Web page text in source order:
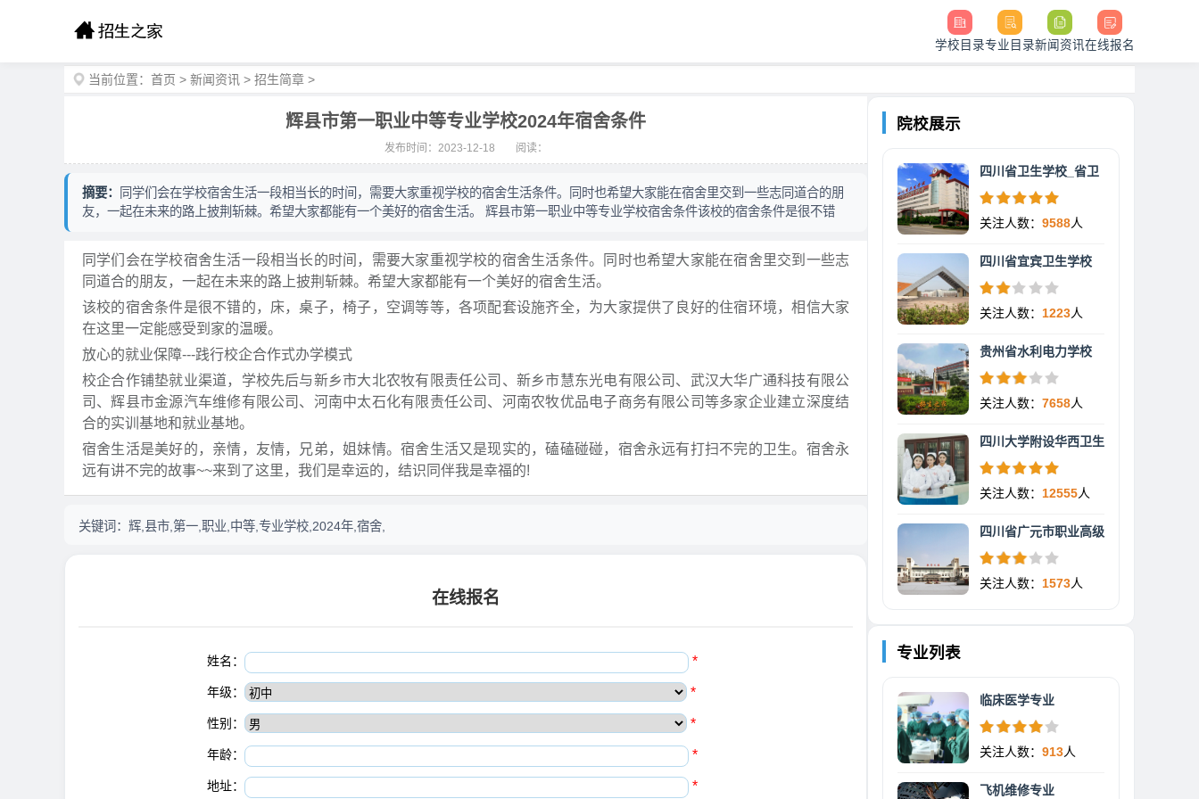
学校目录专业目录新闻资讯在线报名
当前位置： 首页 > 新闻资讯 > 招生简章 >
辉县市第一职业中等专业学校2024年宿舍条件
发布时间：2023-12-18 阅读：
摘要：
同学们会在学校宿舍生活一段相当长的时间，需要大家重视学校的宿舍生活条件。同时也希望大家能在宿舍里交到一些志同道合的朋
友，一起在未来的路上披荆斩棘。希望大家都能有一个美好的宿舍生活。 辉县市第一职业中等专业学校宿舍条件该校的宿舍条件是很不错
同学们会在学校宿舍生活一段相当长的时间，需要大家重视学校的宿舍生活条件。同时也希望大家能在宿舍里交到一些志
同道合的朋友，一起在未来的路上披荆斩棘。希望大家都能有一个美好的宿舍生活。
该校的宿舍条件是很不错的，床，桌子，椅子，空调等等，各项配套设施齐全，为大家提供了良好的住宿环境，相信大家
在这里一定能感受到家的温暖。
放心的就业保障---践行校企合作式办学模式
校企合作铺垫就业渠道，学校先后与新乡市大北农牧有限责任公司、新乡市慧东光电有限公司、武汉大华广通科技有限公
司、辉县市金源汽车维修有限公司、河南中太石化有限责任公司、河南农牧优品电子商务有限公司等多家企业建立深度结
合的实训基地和就业基地。
宿舍生活是美好的，亲情，友情，兄弟，姐妹情。宿舍生活又是现实的，磕磕碰碰，宿舍永远有打扫不完的卫生。宿舍永
远有讲不完的故事~~来到了这里，我们是幸运的，结识同伴我是幸福的!
关键词： 辉,县市,第一,职业,中等,专业学校,2024年,宿舍,
在线报名
姓名： *
年级： *
性别： *
年龄： *
地址： *
院校展示
四川省卫生学校_省卫
关注人数： 9588人
四川省宜宾卫生学校
关注人数： 1223人
贵州省水利电力学校
关注人数： 7658人
四川大学附设华西卫生
关注人数： 12555人
四川省广元市职业高级
关注人数： 1573人
专业列表
临床医学专业
关注人数： 913人
飞机维修专业